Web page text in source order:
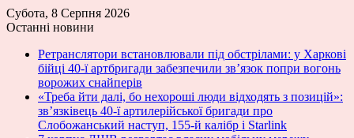
Субота, 8 Серпня 2026
Останні новини
Ретранслятори встановлювали під обстрілами: у Харкові
бійці 40-ї артбригади забезпечили зв’язок попри вогонь
ворожих снайперів
«Треба йти далі, бо нехороші люди відходять з позицій»:
зв’язківець 40-ї артилерійської бригади про
Слобожанський наступ, 155-й калібр і Starlink